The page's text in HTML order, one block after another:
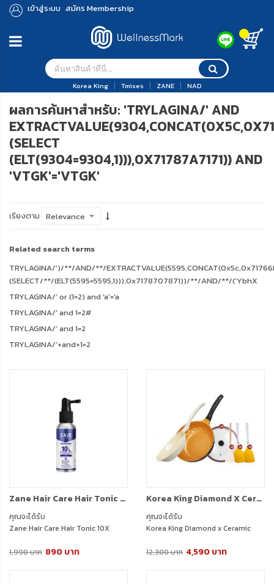
เข้าสู่ระบบ สมัคร Membership
Korea King Tmixes ZANE NAD
ผลการค้นหาสำหรับ: 'TRYLAGINA/' AND
(SELECT
(ELT(9304=9304,1))),0X71787A7171)) AND
'VTGK'='VTGK'
เรียงตาม
Related search terms
TRYLAGINA/')/**/AND/**/
(SELECT/**/(ELT(5595=5595,1))),0x7178707871))/**/AND/**/('YbhX
TRYLAGINA/' or (1=2) and 'a'='a
TRYLAGINA/' and 1=2#
TRYLAGINA/' and 1=2
TRYLAGINA/'+and+1=2
Zane Hair Care Hair Tonic 10X (75ml.) 1 ขวด
คุณจะได้รับ
Zane Hair Care Hair Tonic 10X
890 บาท
1,990 บาท
Korea King Diamond X Ceramic (Gold) กระทะ โคเรียคิง ไดมอนด์ เอ็กซ์ เซรามิก (สีทอง) (28cm) 1 ใบ Korea King Colormic (Frypan) กระทะ โคเรียคิง คัลเลอมิค ก้นแบน (24cm) 1ใบ แถมฟรี ตะหลิว (สีขาว) 1 อัน + ตะหลิว ซิลิโคน (สีส้ม) 2 อัน + ฝาแก้ว (รุ่น Ceramic)
คุณจะได้รับ
Korea King Diamond x Ceramic
เซรามิก (สีทอง) (28cm) 1 ใบ Korea
4,590 บาท
12,300 บาท